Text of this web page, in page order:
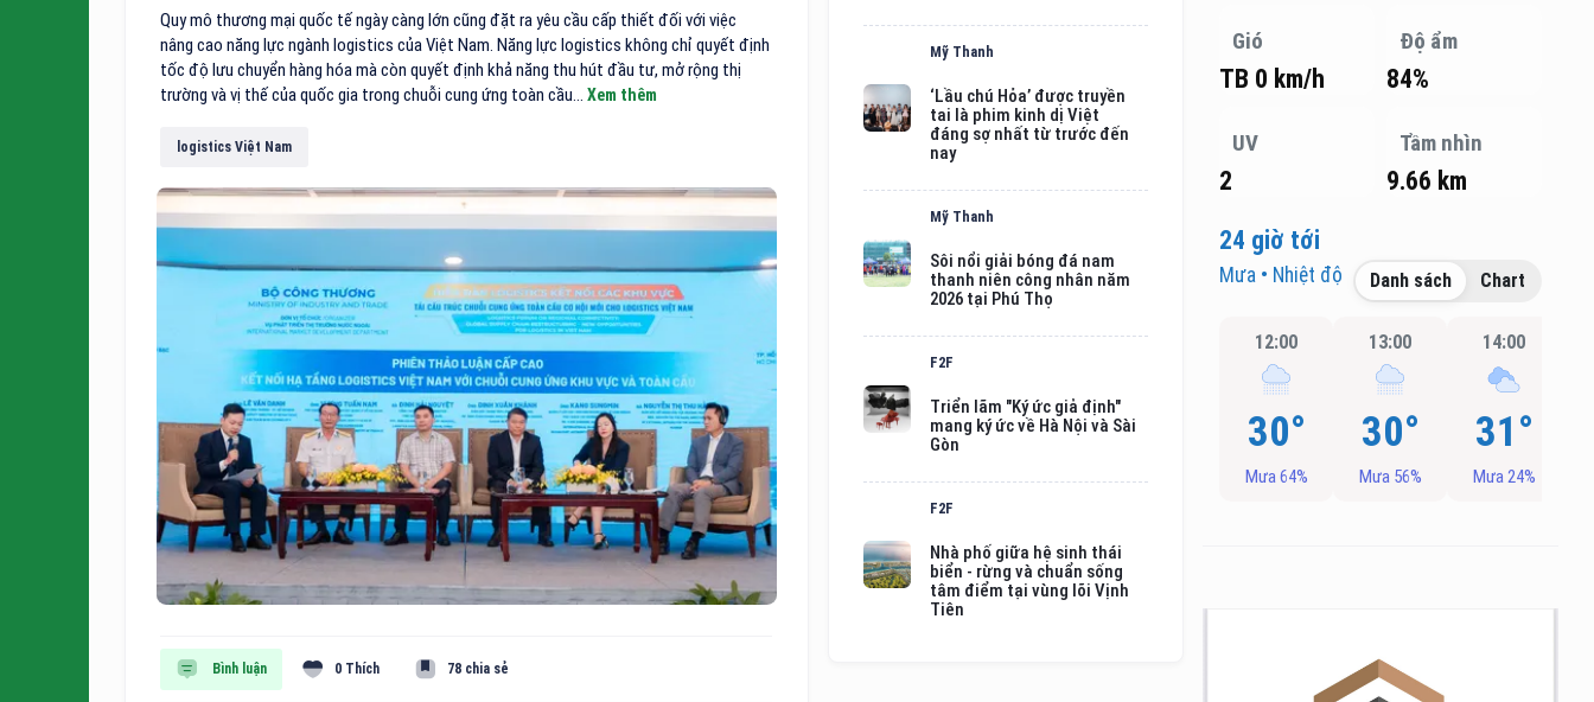
Quy mô thương mại quốc tế ngày càng lớn cũng đặt ra yêu cầu cấp thiết đối với việc
nâng cao năng lực ngành logistics của Việt Nam. Năng lực logistics không chỉ quyết định
tốc độ lưu chuyển hàng hóa mà còn quyết định khả năng thu hút đầu tư, mở rộng thị
trường và vị thế của quốc gia trong chuỗi cung ứng toàn cầu...Xem thêm
logistics Việt Nam
Bình luận 0 Thích 78 chia sẻ
Mỹ Thanh
‘Lầu chú Hỏa’ được truyền
tai là phim kinh dị Việt
đáng sợ nhất từ trước đến
nay
Mỹ Thanh
Sôi nổi giải bóng đá nam
thanh niên công nhân năm
2026 tại Phú Thọ
F2F
Triển lãm "Ký ức giả định"
mang ký ức về Hà Nội và Sài
Gòn
F2F
Nhà phố giữa hệ sinh thái
biển - rừng và chuẩn sống
tâm điểm tại vùng lõi Vịnh
Tiên
Gió
TB 0 km/h
Độ ẩm
84%
UV
2
Tầm nhìn
9.66 km
24 giờ tới
Mưa • Nhiệt độ Danh sách Chart
12:00
30°
Mưa 64%
13:00
30°
Mưa 56%
14:00
31°
Mưa 24%